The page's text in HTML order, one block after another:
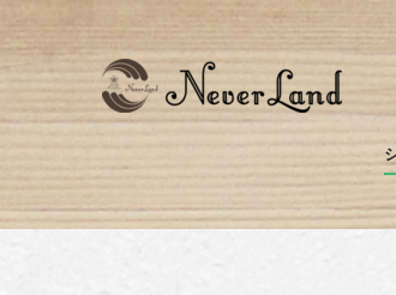
頑張るぞ
今日は午前中に１